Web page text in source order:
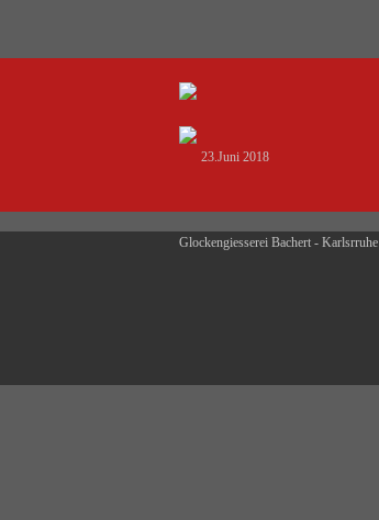
23.Juni 2018
Glockengiesserei Bachert - Karlsrruhe